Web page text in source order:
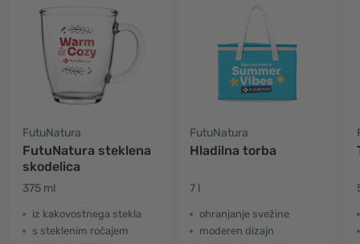
FutuNatura
FutuNatura steklena
skodelica
375 ml
iz kakovostnega stekla
s steklenim ročajem
FutuNatura
Hladilna torba
7 l
ohranjanje svežine
moderen dizajn